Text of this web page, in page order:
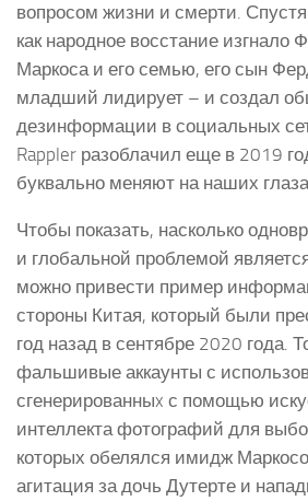
вопросом жизни и смерти.
как народное восстание изгнало
Маркоса и его семью, его сын
младший лидирует – и создал
дезинформации в социальных
Rappler разоблачил еще в 2019
буквально меняют на наших
Чтобы показать, насколько
и глобальной проблемой
можно привести пример
стороны Китая, который были
год назад в сентябре 2020 года.
фальшивые аккаунты с
сгенерированныx с помощью
интеллекта фотографий для
которых обелялся имидж
агитация за дочь Дутерте и